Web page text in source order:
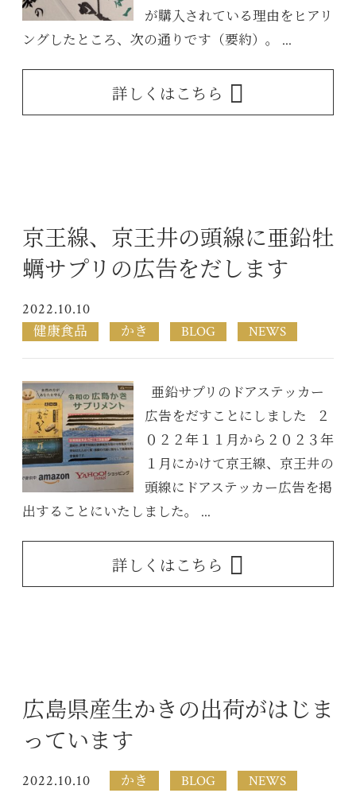
が購入されている理由をヒアリ
ングしたところ、次の通りです（要約）。 ...
詳しくはこちら
京王線、京王井の頭線に亜鉛牡
蠣サプリの広告をだします
2022.10.10
健康食品 かき BLOG NEWS
亜鉛サプリのドアステッカー
広告をだすことにしました ２
０２２年１１月から２０２３年
１月にかけて京王線、京王井の
頭線にドアステッカー広告を掲
出することにいたしました。 ...
詳しくはこちら
広島県産生かきの出荷がはじま
っています
2022.10.10 かき BLOG NEWS